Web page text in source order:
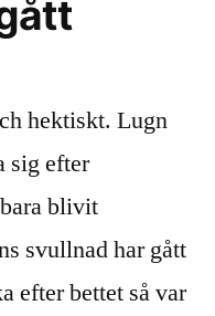
hektiskt. Lugn
sig efter
blivit
svullnad har gått
efter bettet så var